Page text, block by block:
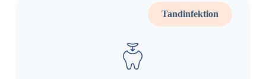
Tandinfektion